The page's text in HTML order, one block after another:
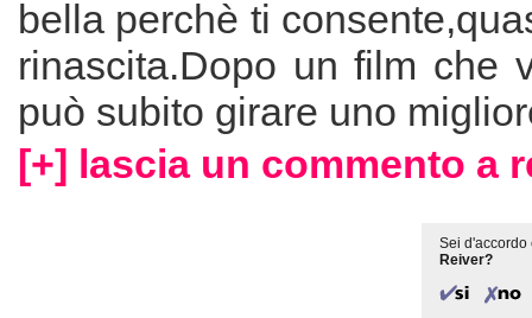
bella perchè ti
rinascita.Dopo un film che
può subito girare uno
[+] lascia un commento a
Sei d'accordo
Reiver?